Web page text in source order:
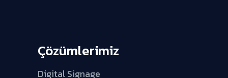
Çözümlerimiz
Digital Signage